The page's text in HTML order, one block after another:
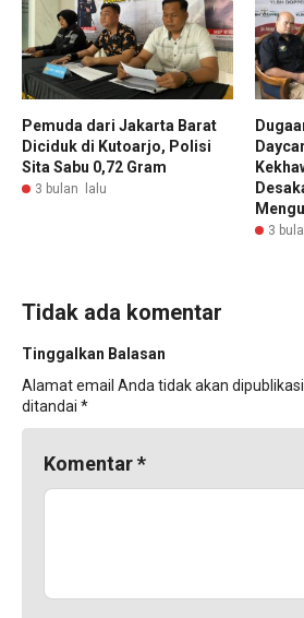
Pemuda dari Jakarta Barat
Diciduk di Kutoarjo, Polisi
Sita Sabu 0,72 Gram
3 bulan lalu
3
Tidak ada komentar
Tinggalkan Balasan
Alamat email Anda tidak akan
ditandai *
Komentar*